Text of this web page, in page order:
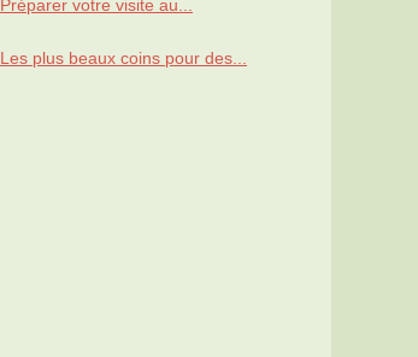
Préparer votre visite au...
Les plus beaux coins pour des...